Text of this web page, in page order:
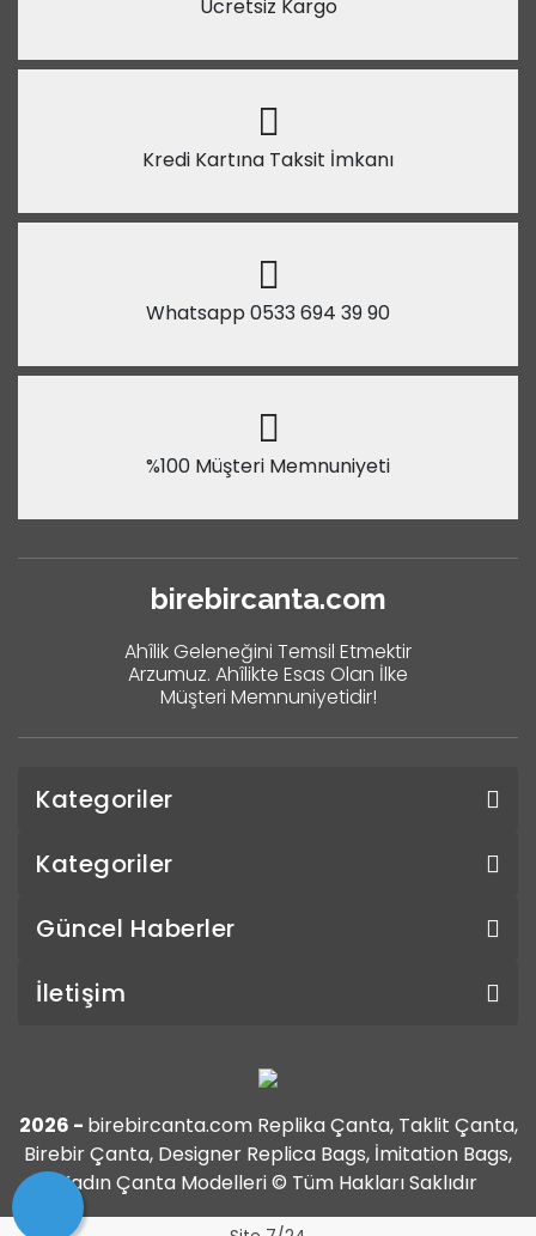
Ücretsiz Kargo
Kredi Kartına Taksit İmkanı
Whatsapp 0533 694 39 90
%100 Müşteri Memnuniyeti
birebircanta.com
Ahîlik Geleneğini Temsil Etmektir
Arzumuz. Ahîlikte Esas Olan İlke
Müşteri Memnuniyetidir!
Kategoriler
Kategoriler
Güncel Haberler
İletişim
2026 - birebircanta.com Replika Çanta, Taklit Çanta,
Birebir Çanta, Designer Replica Bags, İmitation Bags,
Kadın Çanta Modelleri © Tüm Hakları Saklıdır